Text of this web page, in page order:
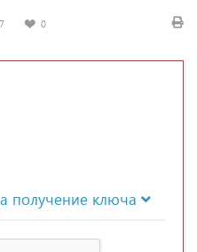
0
получение ключа